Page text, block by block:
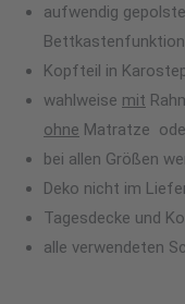
aufwendig
Kopfteil in
wahlweise mit
ohne Matratze
bei allen Größen
Deko nicht im
Tagesdecke und
alle verwendeten